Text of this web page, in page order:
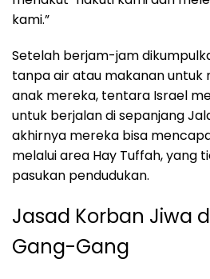
kami.”
Setelah berjam-jam
tanpa air atau makanan untuk
anak mereka, tentara Israel
untuk berjalan di sepanjang
akhirnya mereka bisa
melalui area Hay Tuffah, yang
pasukan pendudukan.
Jasad Korban Jiwa
Gang-Gang